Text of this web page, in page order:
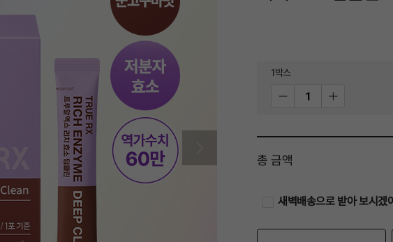
1박스
총 금액
새벽배송으로 받아 보시겠